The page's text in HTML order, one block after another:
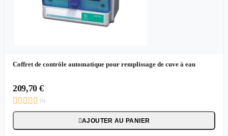
Coffret de contrôle automatique pour remplissage de cuve à eau
209,70 €
     (5)
AJOUTER AU PANIER